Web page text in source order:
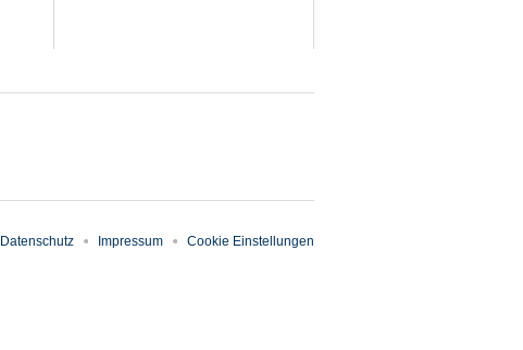
Datenschutz Impressum Cookie Einstellungen